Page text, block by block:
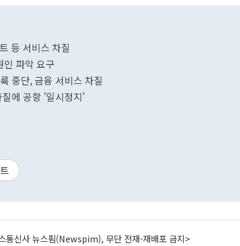
등 서비스 차질
인 파악 요구
중단, 금융 서비스 차질
에 공항 '일시정지'
통신사 뉴스핌(Newspim), 무단 전재-재배포 금지>